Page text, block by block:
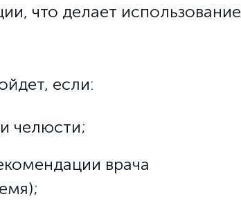
что делает использование
если:
челюсти;
врача